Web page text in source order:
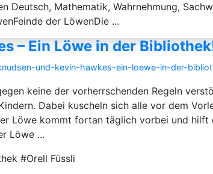
Deutsch, Mathematik, Wahrnehmung,
der LöwenDie ...
– Ein Löwe in der
und-kevin-hawkes-ein-loewe-in-der-
keine der vorherrschenden Regeln
Dabei kuscheln sich alle vor dem
Löwe kommt fortan täglich vorbei und
Löwe ...
#Orell Füssli